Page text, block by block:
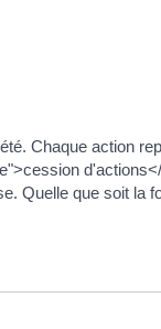
Chaque action
Quelle que soit la